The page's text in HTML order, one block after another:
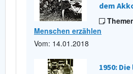
dem
Menschen erzählen
Vom: 14.01.2018
1950: